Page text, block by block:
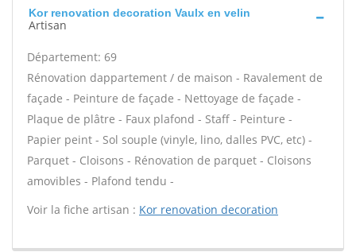
Kor renovation decoration Vaulx en velin
Artisan
Département: 69
Rénovation dappartement / de maison - Ravalement de
façade - Peinture de façade - Nettoyage de façade -
Plaque de plâtre - Faux plafond - Staff - Peinture -
Papier peint - Sol souple (vinyle, lino, dalles PVC, etc) -
Parquet - Cloisons - Rénovation de parquet - Cloisons
amovibles - Plafond tendu -
Voir la fiche artisan : Kor renovation decoration